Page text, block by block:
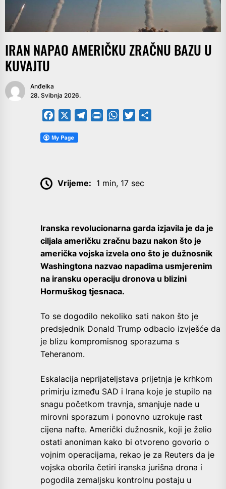
IRAN NAPAO AMERIČKU ZRAČNU BAZU U
KUVAJTU
Anđelka
28. Svibnja 2026.
Facebook TelegramPrintFriendly
WhatsApp
Twitter
Vrijeme: 1 min, 17 sec
Iranska revolucionarna garda izjavila je da je
ciljala američku zračnu bazu nakon što je
američka vojska izvela ono što je dužnosnik
Washingtona nazvao napadima usmjerenim
na iransku operaciju dronova u blizini
Hormuškog tjesnaca.
To se dogodilo nekoliko sati nakon što je
predsjednik Donald Trump odbacio izvješće da
je blizu kompromisnog sporazuma s
Teheranom.
Eskalacija neprijateljstava prijetnja je krhkom
primirju između SAD i Irana koje je stupilo na
snagu početkom travnja, smanjuje nade u
mirovni sporazum i ponovno uzrokuje rast
cijena nafte. Američki dužnosnik, koji je želio
ostati anoniman kako bi otvoreno govorio o
vojnim operacijama, rekao je za Reuters da je
vojska oborila četiri iranska jurišna drona i
pogodila zemaljsku kontrolnu postaju u